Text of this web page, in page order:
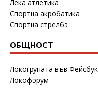
Лека атлетика
Спортна акробатика
Спортна стрелба
ОБЩНОСТ
Локогрупата във Фейсбук
Локофорум